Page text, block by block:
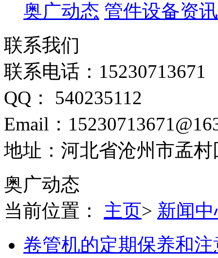
奥广动态 管件设备资讯
联系我们
联系电话：15230713671
QQ： 540235112
Email：
地址：河北省沧州市孟
奥广动态
当前位置： 主页> 新闻
卷管机的定期保养和